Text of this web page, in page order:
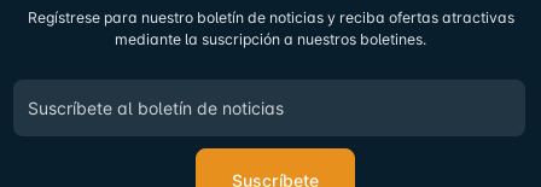
Regístrese para nuestro boletín de noticias y reciba ofertas atractivas
mediante la suscripción a nuestros boletines.
Suscríbete